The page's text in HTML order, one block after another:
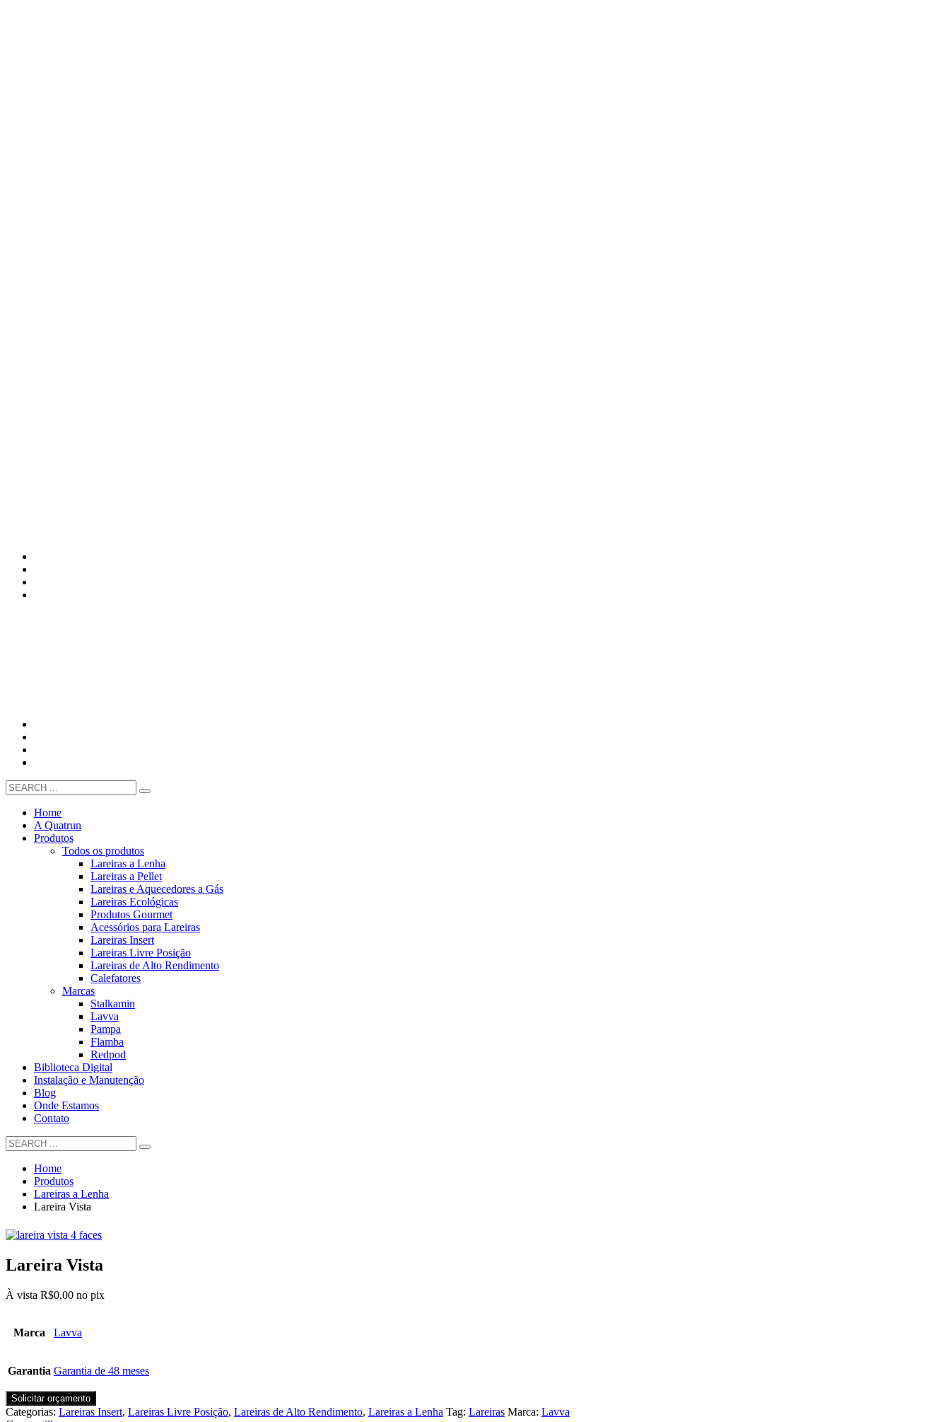
Home
A Quatrun
Produtos
Todos os produtos
Lareiras a Lenha
Lareiras a Pellet
Lareiras e Aquecedores a Gás
Lareiras Ecológicas
Produtos Gourmet
Acessórios para Lareiras
Lareiras Insert
Lareiras Livre Posição
Lareiras de Alto Rendimento
Calefatores
Marcas
Stalkamin
Lavva
Pampa
Flamba
Redpod
Biblioteca Digital
Instalação e Manutenção
Blog
Onde Estamos
Contato
Home
Produtos
Lareiras a Lenha
Lareira Vista
Lareira Vista
À vista R$0,00 no pix
Marca Lavva
Garantia Garantia de 48 meses
Solicitar orçamento
Categorias: Lareiras Insert, Lareiras Livre Posição, Lareiras de Alto Rendimento, Lareiras a Lenha Tag: Lareiras Marca: Lavva